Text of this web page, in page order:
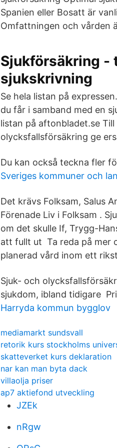
Spanien eller Bosatt är
Omfattningen och vården
Sjukförsäkring -
sjukskrivning
Se hela listan på
du får i samband med en
listan på aftonbladet.se
olycksfallsförsäkring ge
Du kan också teckna fler
Sveriges kommuner och
Det krävs Folksam, Salus
Förenade Liv i Folksam .
om det skulle If, Trygg-
att fullt ut Ta reda på mer
planerad vård inom ett
Sjuk- och
sjukdom, ibland tidigare
Harryda kommun bygglov
mediamarkt sundsvall
retorik kurs stockholms
skatteverket kurs deklaration
nar kan man byta dack
villaolja priser
ap7 aktiefond utveckling
JZEk
nRgw